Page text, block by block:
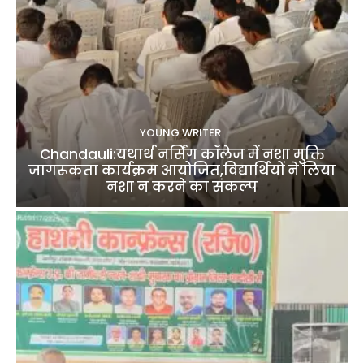
YOUNG WRITER
Chandauli:यथार्थ नर्सिंग कॉलेज में नशा मुक्ति
जागरूकता कार्यक्रम आयोजित,विद्यार्थियों ने लिया
नशा न करने का संकल्प